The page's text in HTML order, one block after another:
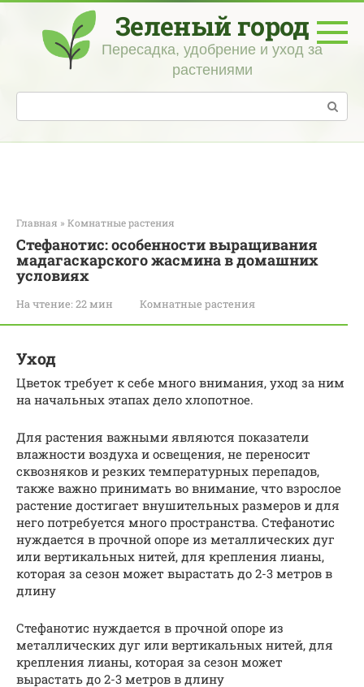
Перейти
контенту
Зеленый город
Пересадка, удобрение и уход за
растениями
Поиск:
Главная » Комнатные растения
Стефанотис: особенности выращивания
мадагаскарского жасмина в домашних
условиях
На чтение: 22 мин Комнатные растения
Уход
Цветок требует к себе много внимания, уход за ним
на начальных этапах дело хлопотное.
Для растения важными являются показатели
влажности воздуха и освещения, не переносит
сквозняков и резких температурных перепадов,
также важно принимать во внимание, что взрослое
растение достигает внушительных размеров и для
него потребуется много пространства. Стефанотис
нуждается в прочной опоре из металлических дуг
или вертикальных нитей, для крепления лианы,
которая за сезон может вырастать до 2-3 метров в
длину
Стефанотис нуждается в прочной опоре из
металлических дуг или вертикальных нитей, для
крепления лианы, которая за сезон может
вырастать до 2-3 метров в длину